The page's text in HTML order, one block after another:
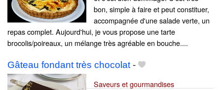
bon, simple à faire et peut constituer,
accompagnée d'une salade verte, un
repas complet. Aujourd'hui, je vous propose une tarte
brocolis/poireaux, un mélange très agréable en bouche....
Gâteau fondant très chocolat -
Saveurs et gourmandises